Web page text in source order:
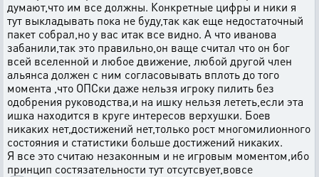
думают,что им все должны. Конкретные цифры и ники я
тут выкладывать пока не буду,так как еще недостаточный
пакет собрал,но у вас итак все видно. А что иванова
забанили,так это правильно,он ваще считал что он бог
всей вселенной и любое движение, любой другой член
альянса должен с ним согласовывать вплоть до того
момента ,что ОПСки даже нельзя игроку пилить без
одобрения руководства,и на ишку нельзя лететь,если эта
ишка находится в круге интересов верхушки. Боев
никаких нет,достижений нет,только рост многомилионного
состояния и статистики больше достижений никаких.
Я все это считаю незаконным и не игровым моментом,ибо
принцип состязательности тут отсутсвует,вовсе